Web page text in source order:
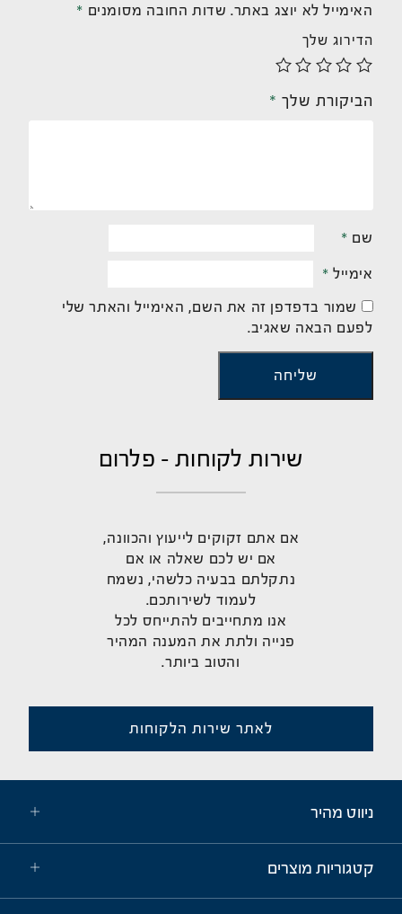
האימייל לא יוצג באתר. שדות החובה מסומנים *
הדירוג שלך
הביקורת שלך *
שם *
אימייל *
שמור בדפדפן זה את השם, האימייל והאתר שלי
לפעם הבאה שאגיב.
שירות לקוחות - פלרום
אם אתם זקוקים לייעוץ והכוונה,
אם יש לכם שאלה או אם
נתקלתם בבעיה כלשהי, נשמח
לעמוד לשירותכם.
אנו מתחייבים להתייחס לכל
פנייה ולתת את המענה המהיר
והטוב ביותר.
לאתר שירות הלקוחות
ניווט מהיר
קטגוריות מוצרים